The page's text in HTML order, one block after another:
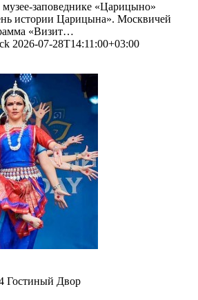
музее-заповеднике «Царицыно»
истории Царицына». Москвичей
«Визит…
2026-07-28T14:11:00+03:00
Гостиный Двор